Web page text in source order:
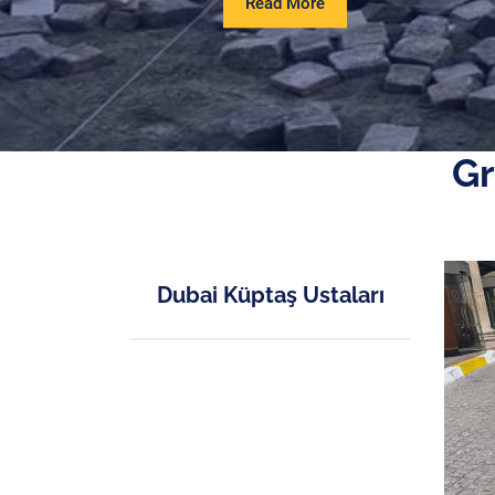
More
Dubai Küptaş Ustaları